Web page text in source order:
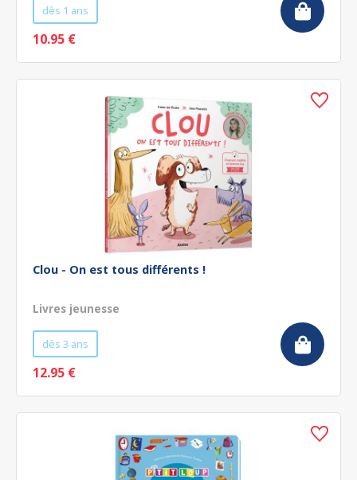
dès 1 ans
10.95 €
Clou - On est tous différents !
Livres jeunesse
dès 3 ans
12.95 €